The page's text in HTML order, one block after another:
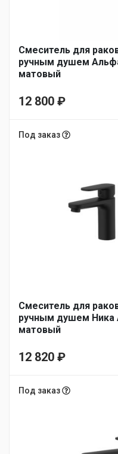
Смеситель для
ручным душем
матовый
12 800 ₽
Под заказ
Смеситель для
ручным душем Ника
матовый
12 820 ₽
Под заказ